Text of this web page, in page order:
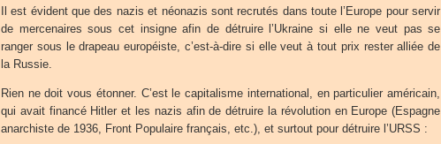
Il est évident que des nazis et néonazis sont recrutés dans toute l’Europe pour servir
de mercenaires sous cet insigne afin de détruire l’Ukraine si elle ne veut pas se
ranger sous le drapeau européiste, c’est-à-dire si elle veut à tout prix rester alliée de
la Russie.
Rien ne doit vous étonner. C’est le capitalisme international, en particulier américain,
qui avait financé Hitler et les nazis afin de détruire la révolution en Europe (Espagne
anarchiste de 1936, Front Populaire français, etc.), et surtout pour détruire l’URSS :